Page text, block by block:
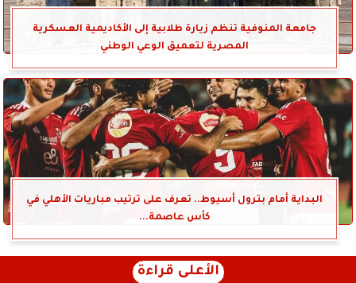
جامعة المنوفية تنظم زيارة طلابية إلى الأكاديمية العسكرية
المصرية لتعميق الوعي الوطني
البداية أمام بترول أسيوط.. تعرف على ترتيب مباريات الأهلي في
كأس عاصمة...
الأعلى قراءة